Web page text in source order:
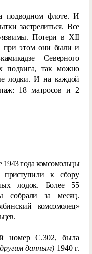
подводном флоте. И
застрелиться. Все
Потери в ХII
при этом они были и
Северного
подвига, так можно
лодки. И на каждой
18 матросов и 2
года комсомольцы
или к сбору
лодок. Более 55
собрали за месяц.
й комсомолец»
номер С.302, была
данным) 1940 г.